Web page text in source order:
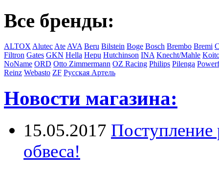
Все бренды:
ALTOX Alutec Ate AVA Beru Bilstein Boge Bosch Brembo Bremi
Filtron Gates GKN Hella Hepu Hutchinson INA Knecht/Mahle
NoName ORD Otto Zimmermann OZ Racing Philips Pilenga
Reinz Webasto ZF Русская Артель
Новости магазина:
15.05.2017 Поступление
обвеса!